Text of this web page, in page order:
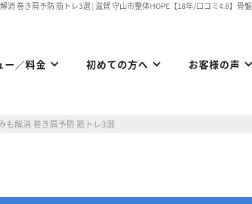
消 巻き肩予防 筋トレ3選 | 滋賀 守山市整体HOPE【18年/口コミ4.8】
ー／料金 初めての方へ お客様の声
も解消 巻き肩予防 筋トレ3選